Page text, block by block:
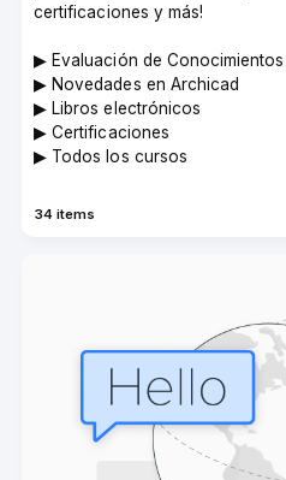
certificaciones y más!
▶︎ Evaluación de Conocimientos
▶︎ Novedades en Archicad
▶︎ Libros electrónicos
▶︎ Certificaciones
▶︎ Todos los cursos
34 items